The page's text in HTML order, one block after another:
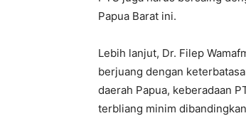
Papua Barat ini.
Lebih lanjut, Dr. Filep
berjuang dengan
daerah Papua, keberadaan
terbliang minim